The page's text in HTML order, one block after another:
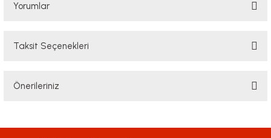
Yorumlar
Taksit Seçenekleri
Önerileriniz